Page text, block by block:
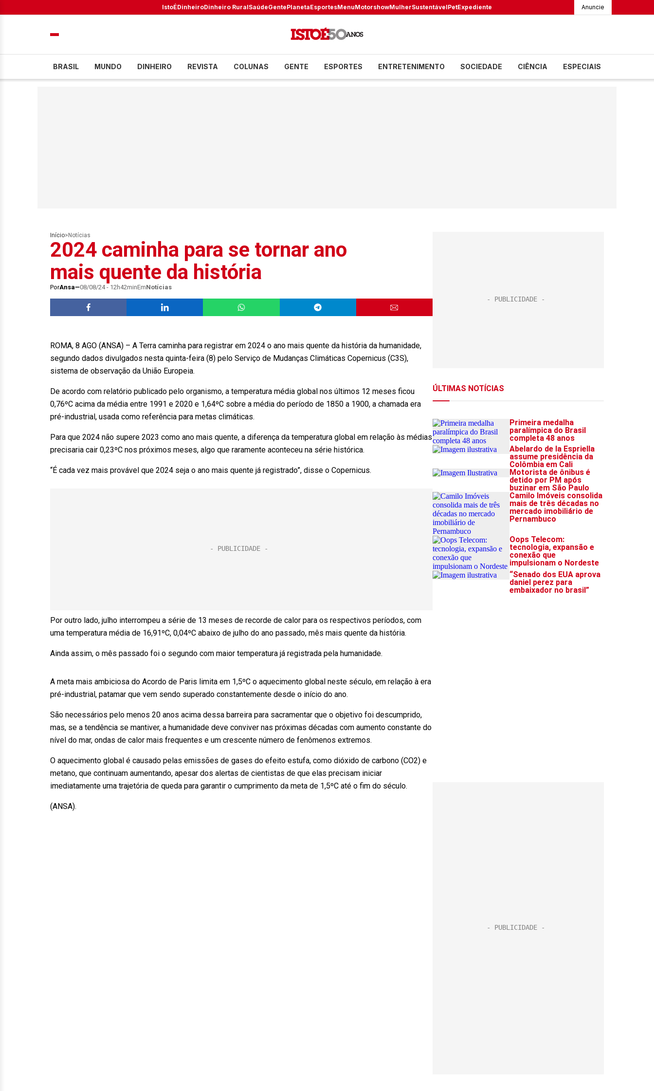
IstoÉDinheiroDinheiro RuralSaúdeGentePlanetaEsportesMenuMotorshowMulherSustentávelPetExpediente Anuncie
BRASIL MUNDO DINHEIRO REVISTA COLUNAS GENTE ESPORTES ENTRETENIMENTO SOCIEDADE CIÊNCIA ESPECIAIS
Início> Notícias
2024 caminha para se tornar ano
mais quente da história
PorAnsa 08/08/24 - 12h42minEmNotícias
ROMA, 8 AGO (ANSA) – A Terra caminha para registrar em 2024 o ano mais quente da história da humanidade,
segundo dados divulgados nesta quinta-feira (8) pelo Serviço de Mudanças Climáticas Copernicus (C3S),
sistema de observação da União Europeia.
De acordo com relatório publicado pelo organismo, a temperatura média global nos últimos 12 meses ficou
0,76ºC acima da média entre 1991 e 2020 e 1,64ºC sobre a média do período de 1850 a 1900, a chamada era
pré-industrial, usada como referência para metas climáticas.
Para que 2024 não supere 2023 como ano mais quente, a diferença da temperatura global em relação às médias
precisaria cair 0,23ºC nos próximos meses, algo que raramente aconteceu na série histórica.
“É cada vez mais provável que 2024 seja o ano mais quente já registrado”, disse o Copernicus.
Por outro lado, julho interrompeu a série de 13 meses de recorde de calor para os respectivos períodos, com
uma temperatura média de 16,91ºC, 0,04ºC abaixo de julho do ano passado, mês mais quente da história.
Ainda assim, o mês passado foi o segundo com maior temperatura já registrada pela humanidade.
A meta mais ambiciosa do Acordo de Paris limita em 1,5ºC o aquecimento global neste século, em relação à era
pré-industrial, patamar que vem sendo superado constantemente desde o início do ano.
São necessários pelo menos 20 anos acima dessa barreira para sacramentar que o objetivo foi descumprido,
mas, se a tendência se mantiver, a humanidade deve conviver nas próximas décadas com aumento constante do
nível do mar, ondas de calor mais frequentes e um crescente número de fenômenos extremos.
O aquecimento global é causado pelas emissões de gases do efeito estufa, como dióxido de carbono (CO2) e
metano, que continuam aumentando, apesar dos alertas de cientistas de que elas precisam iniciar
imediatamente uma trajetória de queda para garantir o cumprimento da meta de 1,5ºC até o fim do século.
(ANSA).